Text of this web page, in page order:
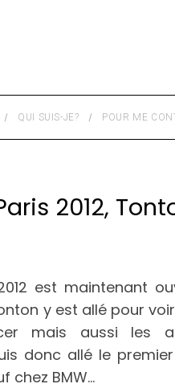
QUI SUIS-JE? POUR ME
2012,
est maintenant
y est allé pour
mais aussi les
donc allé le
chez BMW…